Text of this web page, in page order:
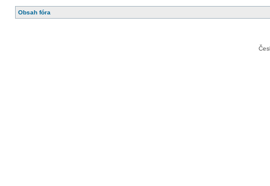
Obsah fóra